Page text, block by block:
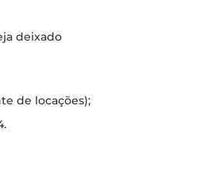
deixado
de locações);